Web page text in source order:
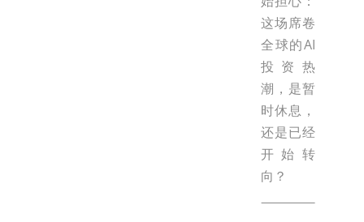
这场席卷
全球的AI
投资热
潮，是暂
时休息，
还是已经
开始转
向？